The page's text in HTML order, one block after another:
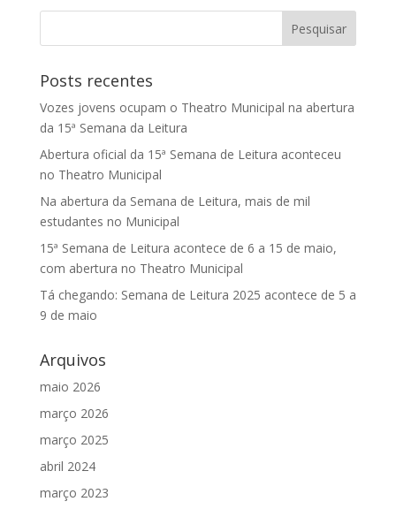
Posts recentes
Vozes jovens ocupam o Theatro Municipal na abertura
da 15ª Semana da Leitura
Abertura oficial da 15ª Semana de Leitura aconteceu
no Theatro Municipal
Na abertura da Semana de Leitura, mais de mil
estudantes no Municipal
15ª Semana de Leitura acontece de 6 a 15 de maio,
com abertura no Theatro Municipal
Tá chegando: Semana de Leitura 2025 acontece de 5 a
9 de maio
Arquivos
maio 2026
março 2026
março 2025
abril 2024
março 2023